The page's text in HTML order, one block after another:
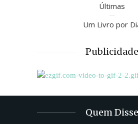
Últimas
Um Livro por
Publicidade
Quem Disse